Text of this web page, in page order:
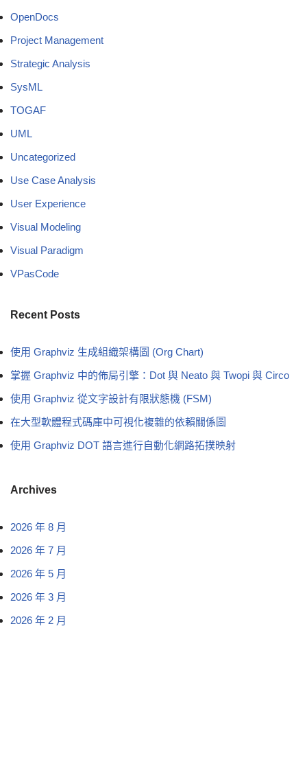
OpenDocs
Project Management
Strategic Analysis
SysML
TOGAF
UML
Uncategorized
Use Case Analysis
User Experience
Visual Modeling
Visual Paradigm
VPasCode
Recent Posts
使用 Graphviz 生成組織架構圖 (Org Chart)
掌握 Graphviz 中的佈局引擎：Dot 與 Neato 與 Twopi 與 Circo
使用 Graphviz 從文字設計有限狀態機 (FSM)
在大型軟體程式碼庫中可視化複雜的依賴關係圖
使用 Graphviz DOT 語言進行自動化網路拓撲映射
Archives
2026 年 8 月
2026 年 7 月
2026 年 5 月
2026 年 3 月
2026 年 2 月